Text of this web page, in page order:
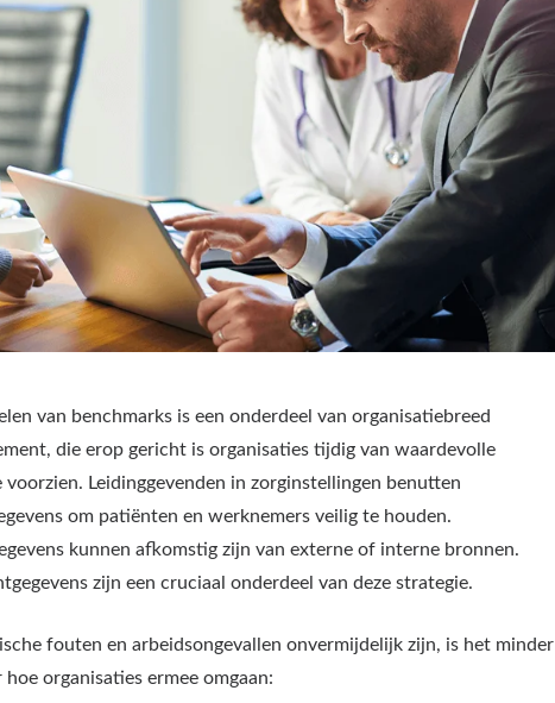
van benchmarks is een onderdeel van organisatiebreed
die erop gericht is organisaties tijdig van waardevolle
Leidinggevenden in zorginstellingen benutten
om patiënten en werknemers veilig te houden.
kunnen afkomstig zijn van externe of interne bronnen.
zijn een cruciaal onderdeel van deze strategie.
fouten en arbeidsongevallen onvermijdelijk zijn, is het minder
organisaties ermee omgaan: